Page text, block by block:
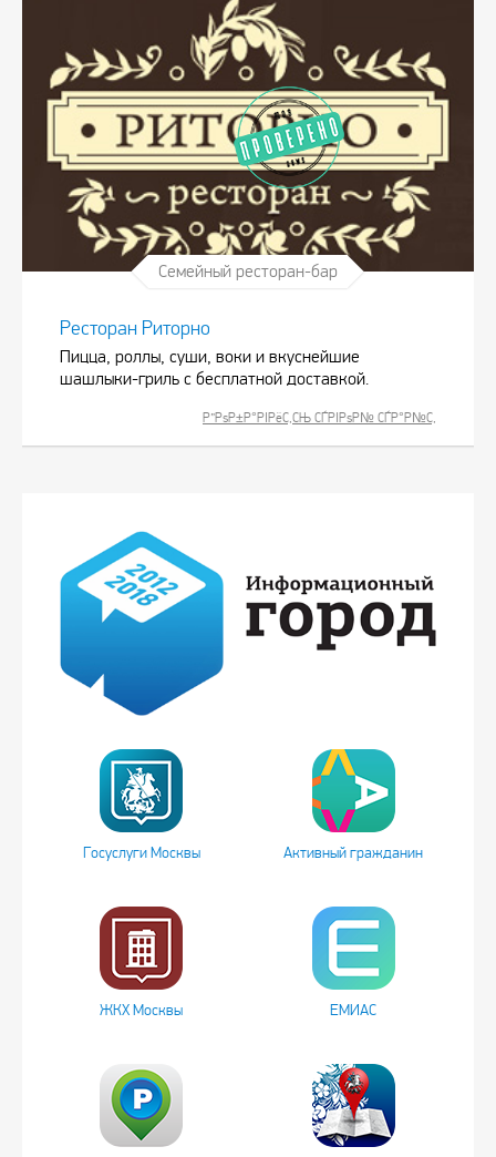
Семейный ресторан-бар
Ресторан Риторно
Пицца, роллы, суши, воки и вкуснейшие
шашлыки-гриль с бесплатной доставкой.
Р”РѕР±Р°РІРёС‚СЊ СЃРІРѕР№ СЃР°Р№С‚
Госуслуги Москвы Активный гражданин
ЖКХ Москвы ЕМИАС